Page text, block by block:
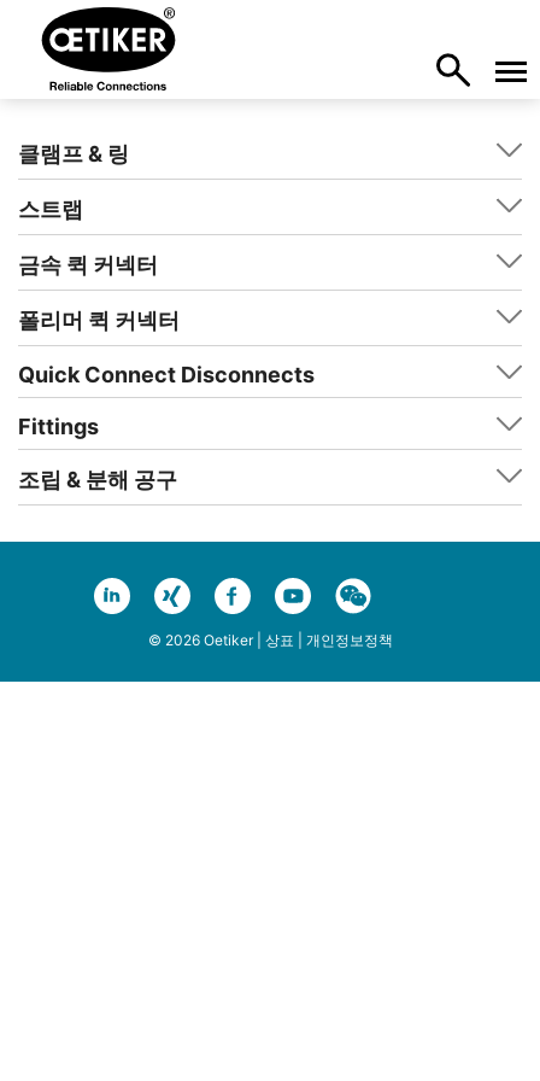
클램프 & 링
스트랩
금속 퀵 커넥터
폴리머 퀵 커넥터
Quick Connect Disconnects
Fittings
조립 & 분해 공구
© 2026 Oetiker | 상표 개인정보정책